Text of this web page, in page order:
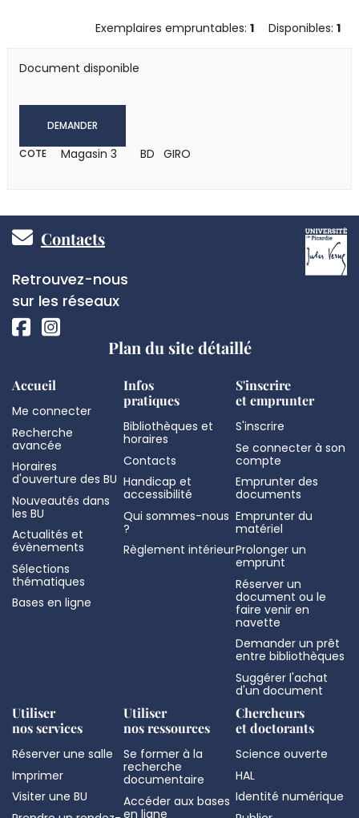
Exemplaires empruntables:1 Disponibles:1
Document disponible
DEMANDER
COTE Magasin 3 BD GIRO
Pied
de
page
Contacts
Réseaux
sociaux
Retrouvez-nous
sur les réseaux
Plan du site détaillé
Accueil
Me connecter
Recherche
avancée
Horaires
d'ouverture des BU
Nouveautés dans
les BU
Actualités et
évènements
Sélections
thématiques
Bases en ligne
Infos
pratiques
Bibliothèques et
horaires
Contacts
Handicap et
accessibilité
Qui sommes-nous
?
Règlement intérieur
S'inscrire
et emprunter
S'inscrire
Se connecter à son
compte
Emprunter des
documents
Emprunter du
matériel
Prolonger un
emprunt
Réserver un
document ou le
faire venir en
navette
Demander un prêt
entre bibliothèques
Suggérer l'achat
d'un document
Utiliser
nos services
Réserver une salle
Imprimer
Visiter une BU
Utiliser
nos ressources
Se former à la
recherche
documentaire
Accéder aux bases
en ligne
Chercheurs
et doctorants
Science ouverte
HAL
Identité numérique